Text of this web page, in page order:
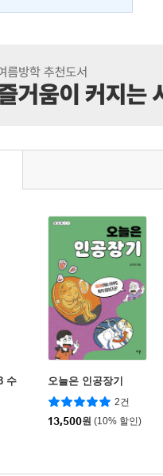
수
오늘은 인공장기
2건
13,500원 (10% 할인)